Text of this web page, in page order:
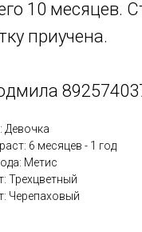
10 месяцев.
приучена.
Девочка
6 месяцев - 1 год
Метис
Трехцветный
Черепаховый